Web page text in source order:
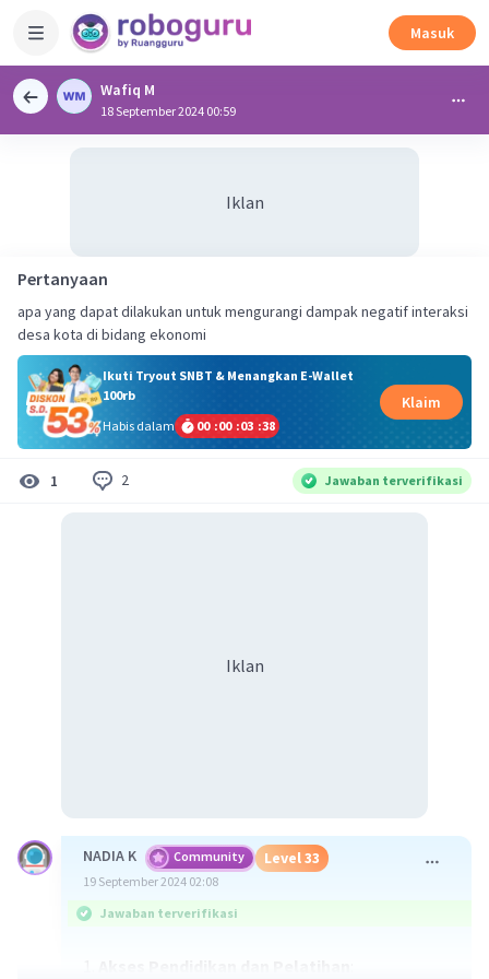
Masuk
Wafiq M
18 September 2024 00:59
Iklan
Pertanyaan
apa yang dapat dilakukan untuk mengurangi dampak negatif interaksi
desa kota di bidang ekonomi
Ikuti Tryout SNBT & Menangkan E-Wallet
100rb
Habis dalam
00 :00 :03 :38
Klaim
1 2 Jawaban terverifikasi
Iklan
NADIA K Community Level 33
19 September 2024 02:08
Jawaban terverifikasi